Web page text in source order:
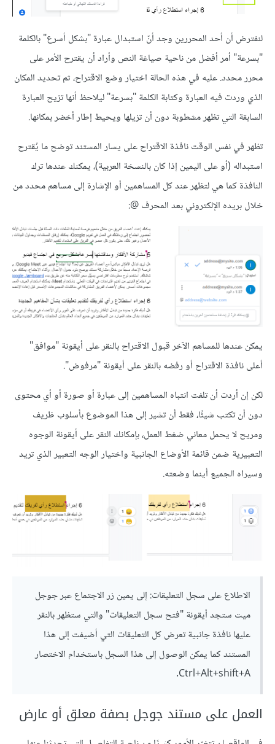
لنفترض أن أحد المحررين وجد أنّ استبدال عبارة "بشكل أسرع" بالكلمة
"بسرعة" أمر أفضل من ناحية صياغة النص وأراد أن يقترح الأمر على
محرر محدد. عليه في هذه الحالة اختيار وضع الاقتراح، ثم تحديد المكان
الذي وردت فيه العبارة وكتابة الكلمة "بسرعة" ليلاحظ أنها تزيح العبارة
السابقة التي تظهر مشطوبة دون أن تزيلها ويحيط إطار أخضر بمكانها.
تظهر في نفس الوقت نافذة الاقتراح على يسار المستند توضح ما يُقترح
استبداله (أو على اليمين إذا كان بالنسخة العربية)، يمكنك عندها ترك
النافذة كما هي لتظهر عند كل المساهمين أو الإشارة إلى مساهم محدد من
خلال بريده الإلكتروني بعد المحرف @:
يمكن عندها للمساهم الآخر قبول الاقتراح بالنقر على أيقونة "موافق"
أعلى نافذة الاقتراح أو رفضه بالنقر على أيقونة "مرفوض".
لكن إن أردت أن تلفت انتباه المساهمين إلى عبارة أو صورة أو أي محتوى
دون أن تكتب شيئًا، فقط أن تشير إلى هذا الموضوع بأسلوب ظريف
ومريح لا يحمل معاني ضغط العمل، بإمكانك النقر على أيقونة الوجوه
التعبيرية ضمن قائمة الأوضاع الجانبية واختيار الوجه التعبير الذي تريد
وسيراه الجميع أينما وضعته.
الاطلاع على سجل التعليقات: إلى يمين زر الاجتماع عبر جوجل
ميت ستجد أيقونة "فتح سجل التعليقات" والتي ستظهر بالنقر
عليها نافذة جانبية تعرض كل التعليقات التي أضيفت إلى هذا
المستند كما يمكن الوصول إلى هذا السجل باستخدام الاختصار
Ctrl+Alt+shift+A.
العمل على مستند جوجل بصفة معلق أو عارض